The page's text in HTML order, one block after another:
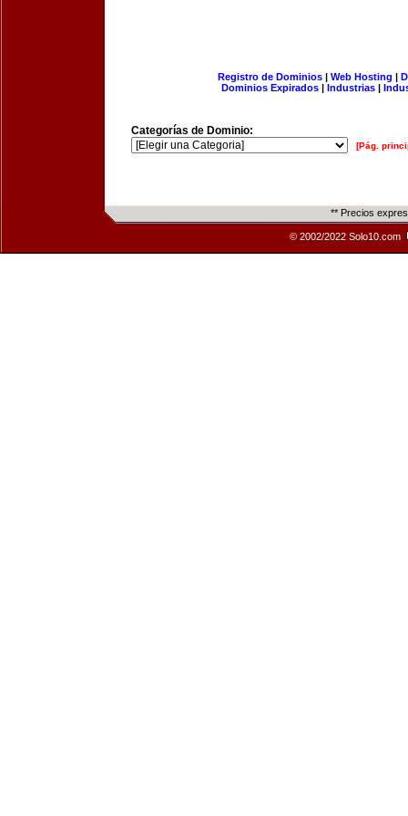
Registro de Dominios| Web Hosting |
Dominios Expirados | Industrias |
Categorías de Dominio:
[Pág.
** Precios
© 2002/2022 Solo10.com